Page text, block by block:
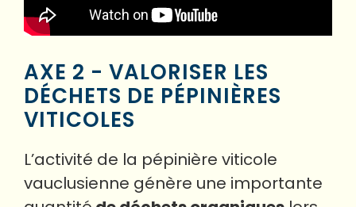
AXE 2 - VALORISER LES
DÉCHETS DE PÉPINIÈRES
VITICOLES
L’activité de la pépinière viticole
vauclusienne génère une importante